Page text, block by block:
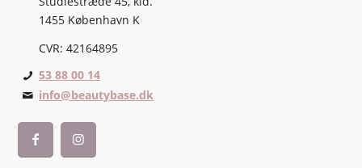
1455 København K
CVR: 42164895
53 88 00 14
info@beautybase.dk